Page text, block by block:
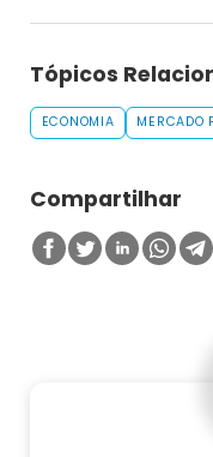
Tópicos
ECONOMIA MERCADO
Compartilhar